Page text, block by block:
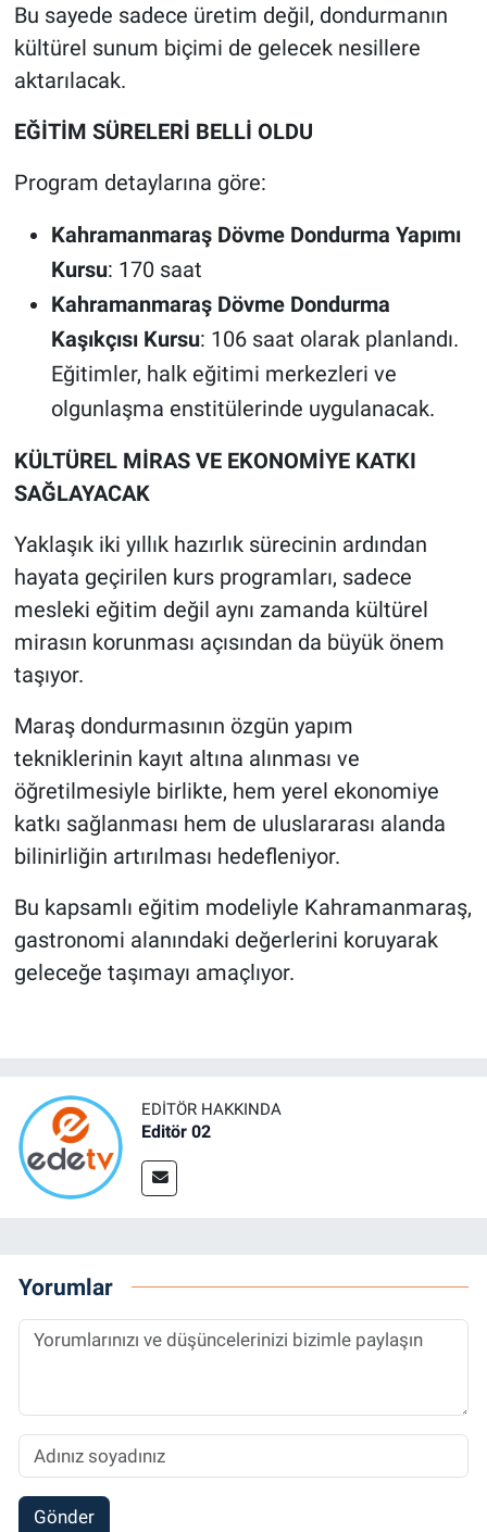
Bu sayede sadece üretim değil, dondurmanın
kültürel sunum biçimi de gelecek nesillere
aktarılacak.
EĞİTİM SÜRELERİ BELLİ OLDU
Program detaylarına göre:
Kahramanmaraş Dövme Dondurma Yapımı
Kursu: 170 saat
Kahramanmaraş Dövme Dondurma
Kaşıkçısı Kursu: 106 saat olarak planlandı.
Eğitimler, halk eğitimi merkezleri ve
olgunlaşma enstitülerinde uygulanacak.
KÜLTÜREL MİRAS VE EKONOMİYE KATKI
SAĞLAYACAK
Yaklaşık iki yıllık hazırlık sürecinin ardından
hayata geçirilen kurs programları, sadece
mesleki eğitim değil aynı zamanda kültürel
mirasın korunması açısından da büyük önem
taşıyor.
Maraş dondurmasının özgün yapım
tekniklerinin kayıt altına alınması ve
öğretilmesiyle birlikte, hem yerel ekonomiye
katkı sağlanması hem de uluslararası alanda
bilinirliğin artırılması hedefleniyor.
Bu kapsamlı eğitim modeliyle Kahramanmaraş,
gastronomi alanındaki değerlerini koruyarak
geleceğe taşımayı amaçlıyor.
EDITÖR HAKKINDA
Editör 02
Yorumlar
Gönder